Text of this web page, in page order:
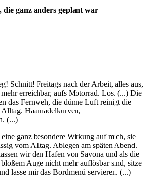
ganz anders geplant war
Schnitt! Freitags nach der Arbeit, alles aus,
erreichbar, aufs Motorrad. Los. (...) Die
das Fernweh, die dünne Luft reinigt die
Alltag. Haarnadelkurven,
(...)
ganz besondere Wirkung auf mich, sie
vom Alltag. Ablegen am späten Abend.
wir den Hafen von Savona und als die
Auge nicht mehr auflösbar sind, sitze
lasse mir das Bordmenü servieren. (...)